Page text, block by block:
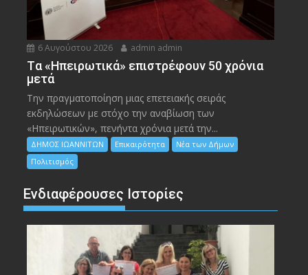
6 Αυγούστου 2026 admin admin
Tα «Ηπειρωτικά» επιστρέφουν 50 χρόνια
μετά
Την πραγματοποίηση μιας επετειακής σειράς
εκδηλώσεων με στόχο την αναβίωση των
«Ηπειρωτικών», πενήντα χρόνια μετά την...
ΔΗΜΟΣ ΙΩΑΝΝΙΤΩΝ Επικαιρότητα
Νέα των Δήμων
Πολιτισμός
Ενδιαφέρουσες Ιστορίες